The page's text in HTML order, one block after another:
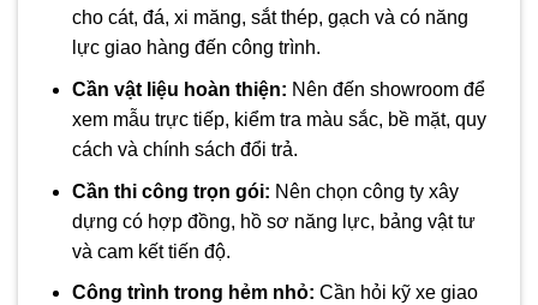
cho cát, đá, xi măng, sắt thép, gạch và có năng
lực giao hàng đến công trình.
Cần vật liệu hoàn thiện: Nên đến showroom để
xem mẫu trực tiếp, kiểm tra màu sắc, bề mặt, quy
cách và chính sách đổi trả.
Cần thi công trọn gói: Nên chọn công ty xây
dựng có hợp đồng, hồ sơ năng lực, bảng vật tư
và cam kết tiến độ.
Công trình trong hẻm nhỏ: Cần hỏi kỹ xe giao